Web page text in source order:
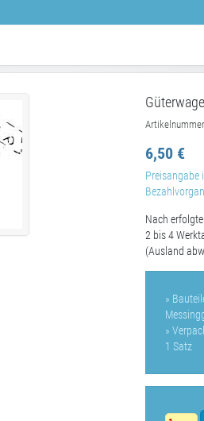
6,50 €
Preisangabe
Nach
2 bis 4
(Ausland
»
»
1 Satz